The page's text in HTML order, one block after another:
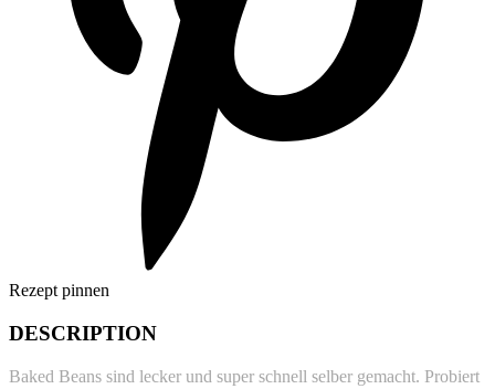
Rezept pinnen
DESCRIPTION
Baked Beans sind lecker und super schnell selber gemacht. Probiert